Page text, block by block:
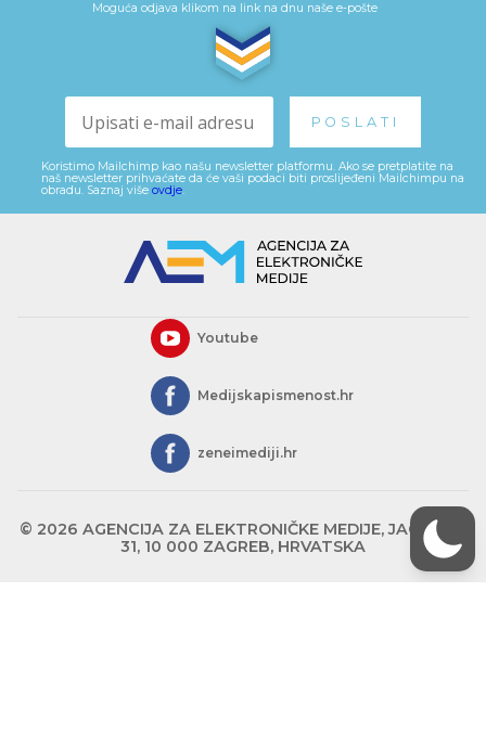
Moguća odjava klikom na link na dnu naše e-pošte
Koristimo Mailchimp kao našu newsletter platformu. Ako se pretplatite na
naš newsletter prihvaćate da će vaši podaci biti proslijeđeni Mailchimpu na
obradu. Saznaj više ovdje.
Youtube
Medijskapismenost.hr
zeneimediji.hr
© 2026 AGENCIJA ZA ELEKTRONIČKE MEDIJE, JAGIĆEVA
31, 10 000 ZAGREB, HRVATSKA